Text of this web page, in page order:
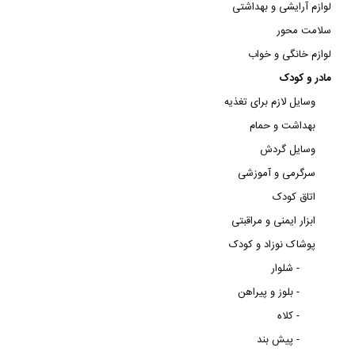
لوازم آرایشی و بهداشتی
سلامت محور
لوازم خانگی و خواب
مادر و کودک
وسایل لازم برای تغذیه
بهداشت و حمام
وسایل گردش
سرگرمی و آموزشی
اتاق کودک
ابزار ایمنی و مراقبتی
پوشاک نوزاد و کودک
شلوار -
بلوز و پیراهن -
کلاه -
پیش بند -